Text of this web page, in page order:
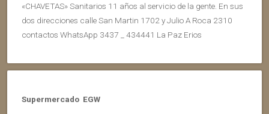
«CHAVETAS» Sanitarios 11 años al servicio de la gente. En sus
dos direcciones calle San Martin 1702 y Julio A Roca 2310
contactos WhatsApp 3437 _ 434441 La Paz Erios
Supermercado EGW